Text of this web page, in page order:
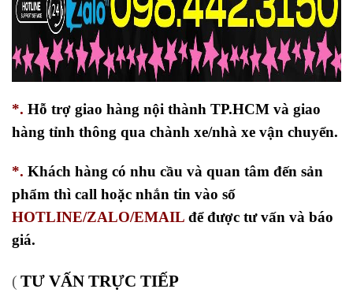
*. Hỗ trợ giao hàng nội thành TP.HCM và giao
hàng tỉnh thông qua chành xe/nhà xe vận chuyển.
*. Khách hàng có nhu cầu và quan tâm đến sản
phẩm thì call hoặc nhắn tin vào số
HOTLINE/ZALO/EMAIL để được tư vấn và báo
giá.
( TƯ VẤN TRỰC TIẾP